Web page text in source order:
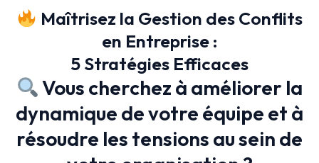
Maîtrisez la Gestion des Conflits
en Entreprise :
5 Stratégies Efficaces
Vous cherchez à améliorer la
dynamique de votre équipe et à
résoudre les tensions au sein de